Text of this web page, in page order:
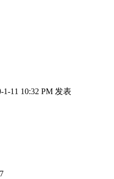
1-11 10:32 PM 发表